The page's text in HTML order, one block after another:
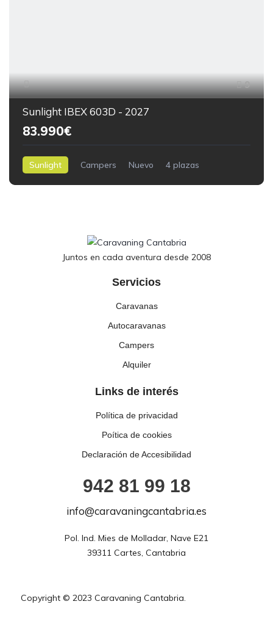
9
Sunlight IBEX 603D - 2027
83.990€
Sunlight Campers Nuevo
4 plazas
Juntos en cada aventura desde 2008
Servicios
Caravanas
Autocaravanas
Campers
Alquiler
Links de interés
Política de privacidad
Poítica de cookies
Declaración de Accesibilidad
942 81 99 18
info@caravaningcantabria.es
Pol. Ind. Mies de Molladar, Nave E21
39311 Cartes, Cantabria
Copyright © 2023 Caravaning Cantabria.